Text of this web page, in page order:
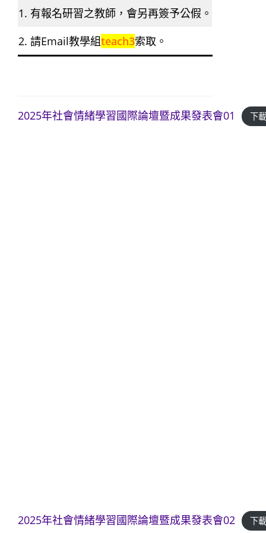
1. 有報名研習之教師，會另再簽予公假。
2. 請Email教學組teach3索取。
2025年社會情緒學習國際論壇暨成果發表會01 下
2025年社會情緒學習國際論壇暨成果發表會02 下